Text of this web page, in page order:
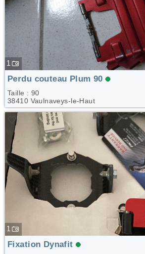
1
Perdu couteau Plum 90
Taille : 90
38410 Vaulnaveys-le-Haut
🤍
1
Fixation Dynafit